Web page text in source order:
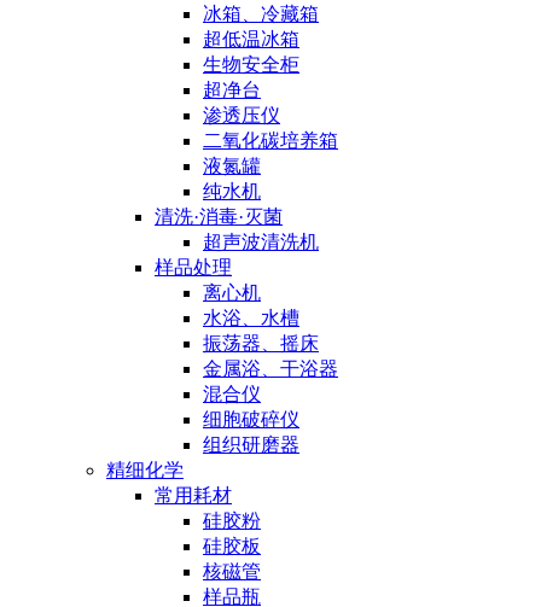
冰箱、冷藏箱
超低温冰箱
生物安全柜
超净台
渗透压仪
二氧化碳培养箱
液氮罐
纯水机
清洗·消毒·灭菌
超声波清洗机
样品处理
离心机
水浴、水槽
振荡器、摇床
金属浴、干浴器
混合仪
细胞破碎仪
组织研磨器
精细化学
常用耗材
硅胶粉
硅胶板
核磁管
样品瓶